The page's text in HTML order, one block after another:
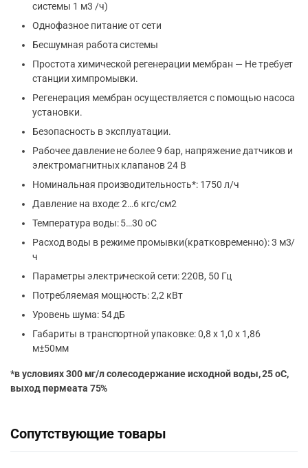
системы 1 м3 /ч)
Однофазное питание от сети
Бесшумная работа системы
Простота химической регенерации мембран — Не требует
станции химпромывки.
Регенерация мембран осуществляется с помощью насоса
установки.
Безопасность в эксплуатации.
Рабочее давление не более 9 бар, напряжение датчиков и
электромагнитных клапанов 24 В
Номинальная производительность*: 1750 л/ч
Давление на входе: 2…6 кгс/см2
Температура воды: 5…30 оС
Расход воды в режиме промывки(кратковременно): 3 м3/
ч
Параметры электрической сети: 220В, 50 Гц
Потребляемая мощность: 2,2 кВт
Уровень шума: 54 дБ
Габариты в транспортной упаковке: 0,8 х 1,0 х 1,86
м±50мм
*в условиях 300 мг/л солесодержание исходной воды, 25 оС,
выход пермеата 75%
Сопутствующие товары